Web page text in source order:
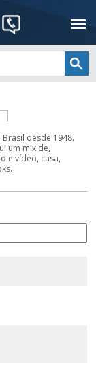
desde 1948.
um mix de,
e vídeo, casa,